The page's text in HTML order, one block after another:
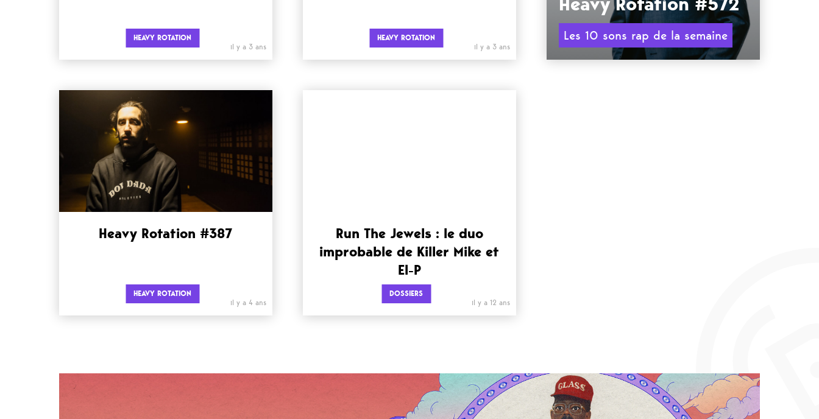
HEAVY ROTATION
il y a 3 ans
HEAVY ROTATION
il y a 3 ans
Les 10 sons rap de la semaine
Heavy Rotation #387
HEAVY ROTATION
il y a 4 ans
Run The Jewels : le duo
improbable de Killer Mike et
El-P
DOSSIERS
il y a 12 ans